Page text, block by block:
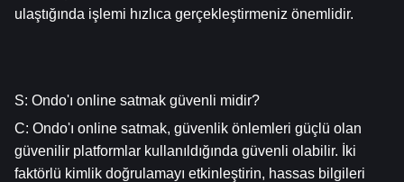
ulaştığında işlemi hızlıca gerçekleştirmeniz önemlidir.
S: Ondo'ı online satmak güvenli midir?
C: Ondo'ı online satmak, güvenlik önlemleri güçlü olan
güvenilir platformlar kullanıldığında güvenli olabilir. İki
faktörlü kimlik doğrulamayı etkinleştirin, hassas bilgileri